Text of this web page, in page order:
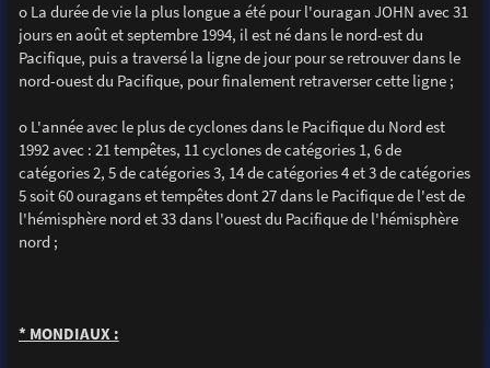
o La durée de vie la plus longue a été pour l'ouragan JOHN avec 31
jours en août et septembre 1994, il est né dans le nord-est du
Pacifique, puis a traversé la ligne de jour pour se retrouver dans le
nord-ouest du Pacifique, pour finalement retraverser cette ligne ;
o L'année avec le plus de cyclones dans le Pacifique du Nord est
1992 avec : 21 tempêtes, 11 cyclones de catégories 1, 6 de
catégories 2, 5 de catégories 3, 14 de catégories 4 et 3 de catégories
5 soit 60 ouragans et tempêtes dont 27 dans le Pacifique de l'est de
l'hémisphère nord et 33 dans l'ouest du Pacifique de l'hémisphère
nord ;
* MONDIAUX :